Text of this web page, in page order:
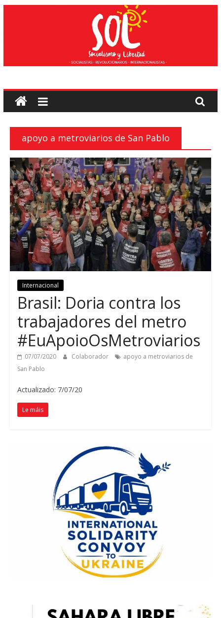
Socialismo
e
liberdade
apoyo a metroviarios de San Pablo
Internacional
Brasil: Doria contra los
trabajadores del metro
#EuApoioOsMetroviarios
07/07/2020 Colaborador
apoyo a metroviarios de
San Pablo
Actualizado: 7/07/20
Le máis